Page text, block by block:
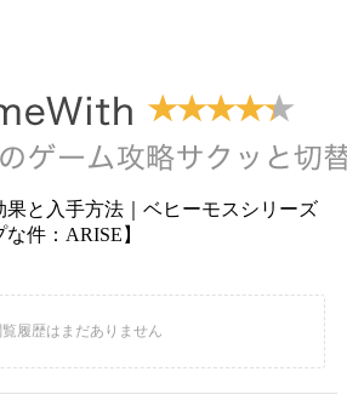
果と入手方法｜ベヒーモスシリーズ
件：ARISE】